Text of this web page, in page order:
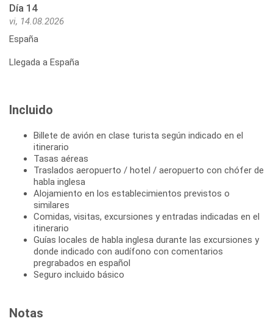
Día 14
vi, 14.08.2026
España
Llegada a España
Incluido
Billete de avión en clase turista según indicado en el
itinerario
Tasas aéreas
Traslados aeropuerto / hotel / aeropuerto con chófer de
habla inglesa
Alojamiento en los establecimientos previstos o
similares
Comidas, visitas, excursiones y entradas indicadas en el
itinerario
Guías locales de habla inglesa durante las excursiones y
donde indicado con audífono con comentarios
pregrabados en español
Seguro incluido básico
Notas